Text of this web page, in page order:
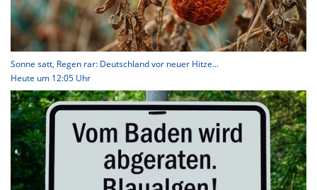
Sonne satt, Regen rar: Deutschland vor neuer Hitze...
Heute um 12:05 Uhr